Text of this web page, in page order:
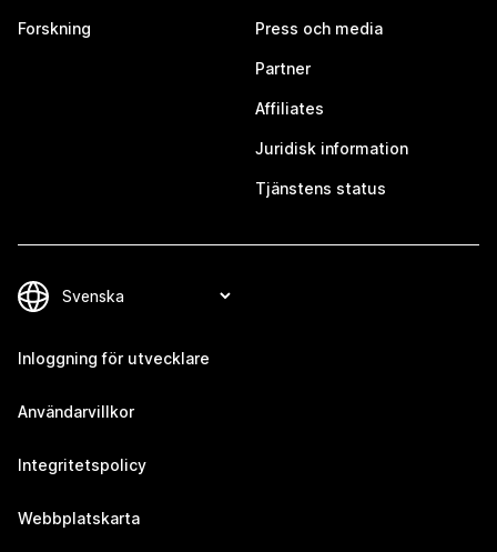
Forskning Press och media
Partner
Affiliates
Juridisk information
Tjänstens status
Inloggning för utvecklare
Användarvillkor
Integritetspolicy
Webbplatskarta